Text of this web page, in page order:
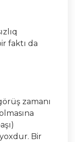
faktı da
zamanı
Bir